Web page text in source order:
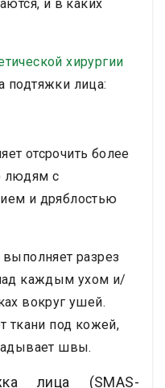
и в каких
хирургии
подтяжки лица:
отсрочить более
людям с
и дряблостью
разрез
каждым ухом и/
вокруг ушей.
ткани под кожей,
швы.
лица (SMAS-